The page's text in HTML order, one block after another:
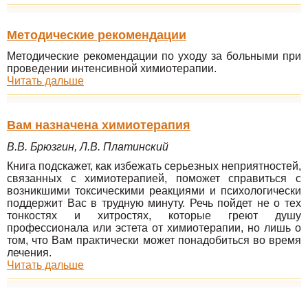
Методические рекомендации
Методические рекомендации по уходу за больными при
проведении интенсивной химиотерапии.
Читать дальше
Вам назначена химиотерапия
В.В. Брюзгин, Л.В. Платинский
Книга подскажет, как избежать серьезных неприятностей,
связанных с химиотерапией, поможет справиться с
возникшими токсическими реакциями и психологически
поддержит Вас в трудную минуту. Речь пойдет не о тех
тонкостях и хитростях, которые греют душу
профессионала или эстета от химиотерапии, но лишь о
том, что Вам практически может понадобиться во время
лечения.
Читать дальше